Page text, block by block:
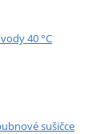
40 °C
sušičce